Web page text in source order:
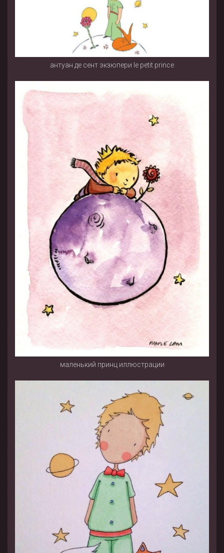
антуан де сент экзюпери le petit prince
маленький принц иллюстрации